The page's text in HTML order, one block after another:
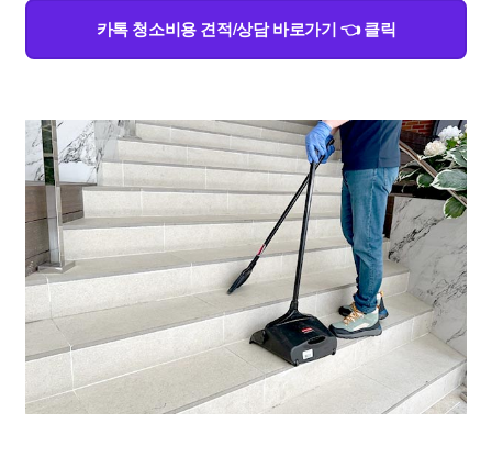
카톡 청소비용 견적/상담 바로가기 👈 클릭